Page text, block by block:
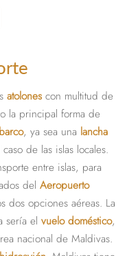
atolonescon multitud de
la principal forma de
barco, ya sea una lancha
de las islas locales.
entre islas, para
delAeropuerto
dos opciones aéreas. La
sería el vuelo doméstico,
nacional de Maldivas.